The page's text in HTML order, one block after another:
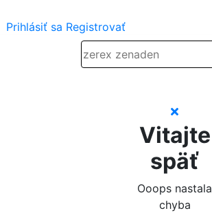
Prihlásiť sa Registrovať
Vitajte
späť
Ooops nastala
chyba